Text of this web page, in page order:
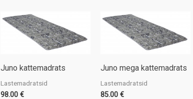
Juno kattemadrats
Lastemadratsid
98.00 €
Juno mega kattemadrats
Lastemadratsid
85.00 €